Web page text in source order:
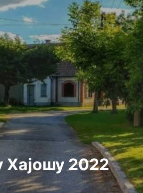
Хајошу 2022